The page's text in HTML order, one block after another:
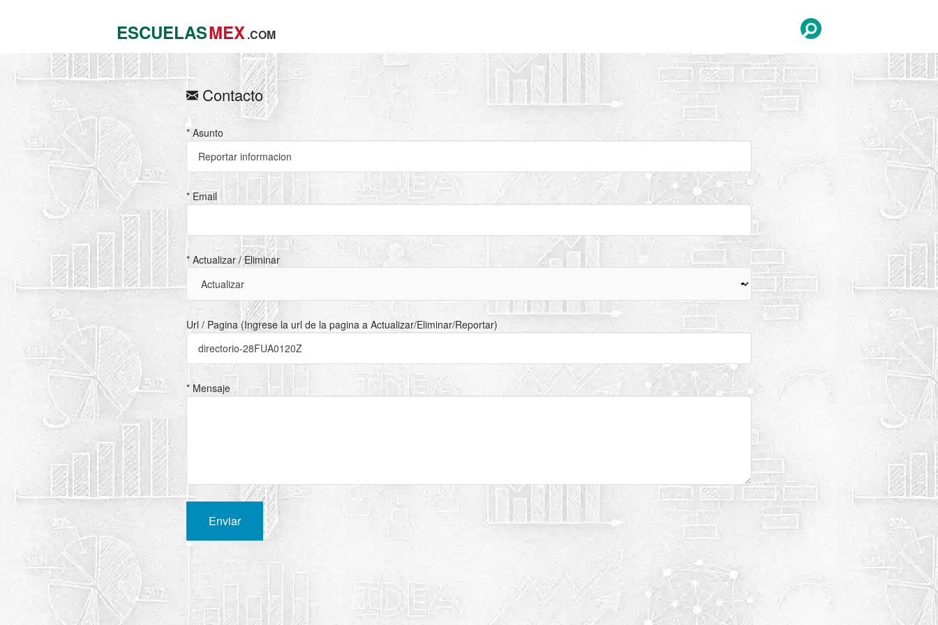
ESCUELASMEX.COM
Contacto
* Asunto
* Email
* Actualizar / Eliminar
Url / Pagina (Ingrese la url de la pagina a Actualizar/Eliminar/Reportar)
* Mensaje
Enviar